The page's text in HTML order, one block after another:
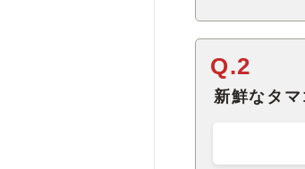
Q.2
新鮮なタマ